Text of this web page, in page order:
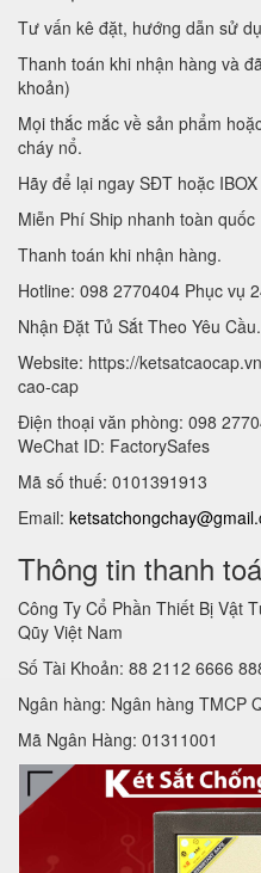
Tư vấn kê đặt, hướng dẫn sử
Thanh toán khi nhận hàng và
khoản)
Mọi thắc mắc về sản phẩm
cháy nổ.
Hãy để lại ngay SĐT hoặc
Miễn Phí Ship nhanh toàn quốc
Thanh toán khi nhận hàng.
Hotline: 098 2770404 Phục vụ
Nhận Đặt Tủ Sắt Theo Yêu Cầu.
Website: https://
cao-cap
Điện thoại văn phòng: 098
WeChat ID: FactorySafes
Mã số thuế: 0101391913
Email:
Thông tin thanh
Công Ty Cổ Phần Thiết Bị Vật
Qũy Việt Nam
Số Tài Khoản: 88 2112 6666
Ngân hàng: Ngân hàng TMCP
Mã Ngân Hàng: 01311001